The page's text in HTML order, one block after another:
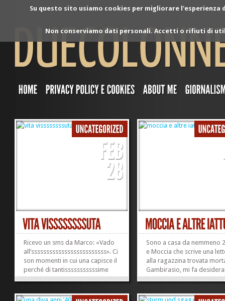
Su questo sito usiamo cookies per migliorare
Non conserviamo dati personali. Accetti o rifiuti di
Ricevo un sms da Marco: «Vado
all’sssssssssssssssssssssssss». Ci
son momenti in cui una capisce il
perché di tantisssssssssssime
cose.
»»
Sono a casa da nemmeno
e Moccia che scrive una
alla ragazzina trovata
Gambirasio, mi fa
l’espatrio semi-
il testo integrale. Mi